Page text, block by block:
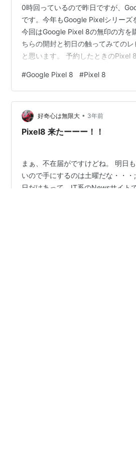
0時回っているので昨日ですが、
です。今年もGoogle Pixelシリーズ
今回はGoogle Pixel 8の無印の方を
ちらの開封と初日の触ってみての
と思います。 予約したときのPixel
さい。 www.pnkts.net 開封の儀 ま
らです。 いつもと同じ見た目の箱
Obsidianという黒っぽい色にしま
先着にはなりますが、Google創立
ジと…
#Google Pixel 8 #Pixel 8
好奇心は無限大 • 3年前
Pixel8 来たーーー！！